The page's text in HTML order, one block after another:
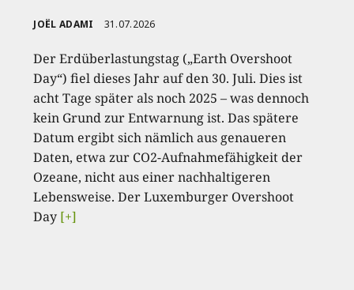
JOËL ADAMI 31.07.2026
Der Erdüberlastungstag („Earth Overshoot
Day“) fiel dieses Jahr auf den 30. Juli. Dies ist
acht Tage später als noch 2025 – was dennoch
kein Grund zur Entwarnung ist. Das spätere
Datum ergibt sich nämlich aus genaueren
Daten, etwa zur CO2-Aufnahmefähigkeit der
Ozeane, nicht aus einer nachhaltigeren
Lebensweise. Der Luxemburger Overshoot
Day [+]